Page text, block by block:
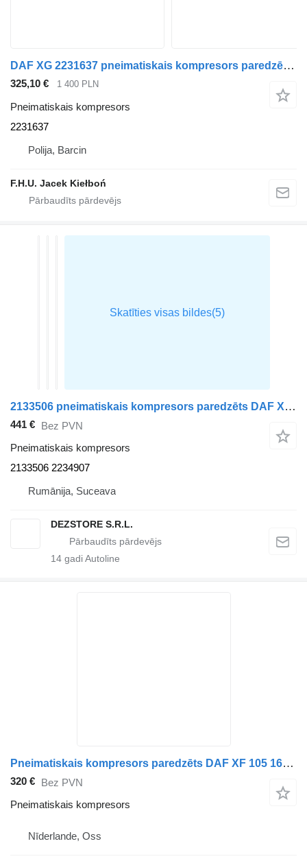
DAF XG 2231637 pneimatiskais kompresors paredzēts vilcēja
325,10 € 1 400 PLN
Pneimatiskais kompresors
2231637
Polija, Barcin
F.H.U. Jacek Kiełboń
2133506 pneimatiskais kompresors paredzēts DAF XF vilcēja
441 € Bez PVN
Pneimatiskais kompresors
2133506 2234907
Rumānija, Suceava
DEZSTORE S.R.L.
14 gadi Autoline
Pneimatiskais kompresors paredzēts DAF XF 105 1696197R vilcēja
320 € Bez PVN
Pneimatiskais kompresors
Nīderlande, Oss